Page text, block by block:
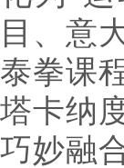
目、意
泰拳课
塔卡纳
巧妙融